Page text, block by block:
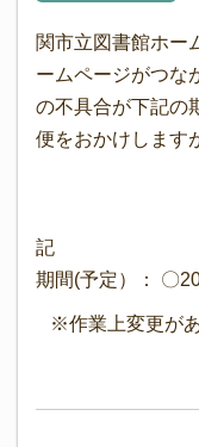
関市立図書館ホー
ームページがつな
の不具合が下記の
便をおかけします
記
期間(予定）： 〇
※作業上変更があ